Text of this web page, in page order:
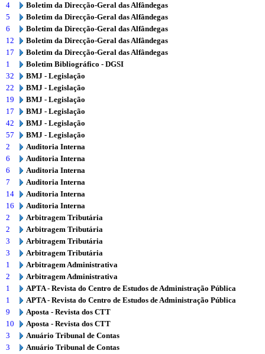
4
Boletim da Direcção-Geral das Alfândegas
5
Boletim da Direcção-Geral das Alfândegas
6
Boletim da Direcção-Geral das Alfândegas
12
Boletim da Direcção-Geral das Alfândegas
17
Boletim da Direcção-Geral das Alfândegas
1
Boletim Bibliográfico - DGSI
32
BMJ - Legislação
22
BMJ - Legislação
19
BMJ - Legislação
17
BMJ - Legislação
42
BMJ - Legislação
57
BMJ - Legislação
2
Auditoria Interna
6
Auditoria Interna
6
Auditoria Interna
7
Auditoria Interna
14
Auditoria Interna
16
Auditoria Interna
2
Arbitragem Tributária
2
Arbitragem Tributária
3
Arbitragem Tributária
3
Arbitragem Tributária
1
Arbitragem Administrativa
2
Arbitragem Administrativa
1
APTA - Revista do Centro de Estudos de Administração Pública
1
APTA - Revista do Centro de Estudos de Administração Pública
9
Aposta - Revista dos CTT
10
Aposta - Revista dos CTT
3
Anuário Tribunal de Contas
3
Anuário Tribunal de Contas